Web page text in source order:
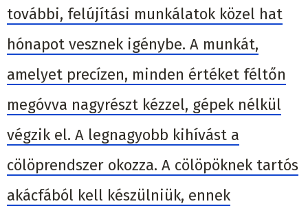
további, felújítási munkálatok közel hat
hónapot vesznek igénybe. A munkát,
amelyet precízen, minden értéket féltőn
megóvva nagyrészt kézzel, gépek nélkül
végzik el. A legnagyobb kihívást a
cölöprendszer okozza. A cölöpöknek tartós
akácfából kell készülniük, ennek